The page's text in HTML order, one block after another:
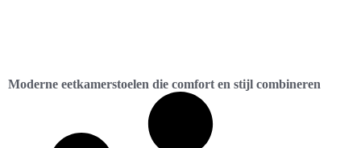
Moderne eetkamerstoelen die comfort en stijl combineren